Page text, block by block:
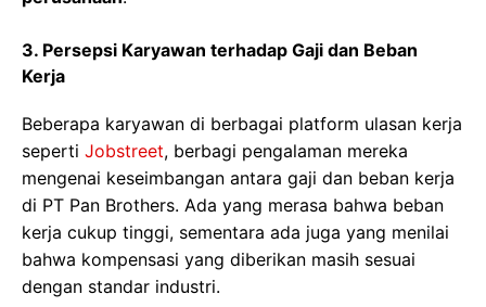
3. Persepsi Karyawan terhadap Gaji dan Beban
Kerja
Beberapa karyawan di berbagai platform ulasan kerja
seperti Jobstreet, berbagi pengalaman mereka
mengenai keseimbangan antara gaji dan beban kerja
di PT Pan Brothers. Ada yang merasa bahwa beban
kerja cukup tinggi, sementara ada juga yang menilai
bahwa kompensasi yang diberikan masih sesuai
dengan standar industri.